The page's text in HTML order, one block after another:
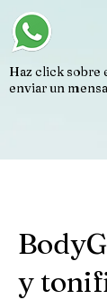
Haz click sobre
enviar un
y